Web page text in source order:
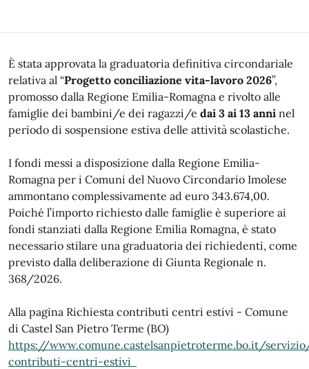
È stata approvata la graduatoria definitiva circondariale
relativa al “Progetto conciliazione vita-lavoro 2026”,
promosso dalla Regione Emilia-Romagna e rivolto alle
famiglie dei bambini/e dei ragazzi/e dai 3 ai 13 anni nel
periodo di sospensione estiva delle attività scolastiche.
I fondi messi a disposizione dalla Regione Emilia-
Romagna per i Comuni del Nuovo Circondario Imolese
ammontano complessivamente ad euro 343.674,00.
Poiché l’importo richiesto dalle famiglie è superiore ai
fondi stanziati dalla Regione Emilia Romagna, è stato
necessario stilare una graduatoria dei richiedenti, come
previsto dalla deliberazione di Giunta Regionale n.
368/2026.
Alla pagina Richiesta contributi centri estivi - Comune
di Castel San Pietro Terme (BO)
https://www.comune.castelsanpietroterme.bo.it/
contributi-centri-estivi